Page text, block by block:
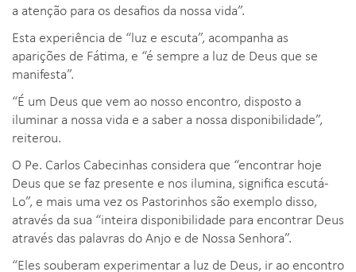
a atenção para os desafios da nossa vida”.
Esta experiência de “luz e escuta”, acompanha as
aparições de Fátima, e “é sempre a luz de Deus que se
manifesta”.
“É um Deus que vem ao nosso encontro, disposto a
iluminar a nossa vida e a saber a nossa disponibilidade”,
reiterou.
O Pe. Carlos Cabecinhas considera que “encontrar hoje
Deus que se faz presente e nos ilumina, significa escutá-
Lo”, e mais uma vez os Pastorinhos são exemplo disso,
através da sua “inteira disponibilidade para encontrar Deus
através das palavras do Anjo e de Nossa Senhora”.
“Eles souberam experimentar a luz de Deus, ir ao encontro